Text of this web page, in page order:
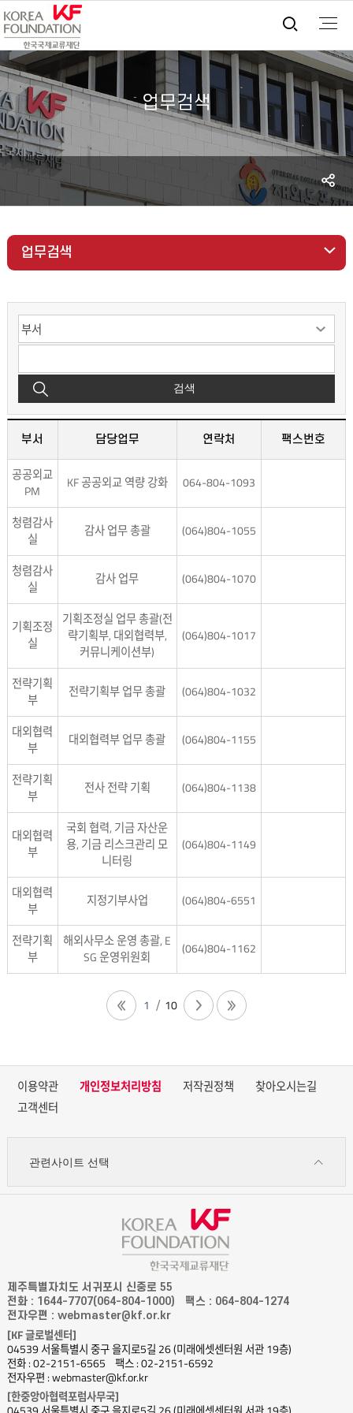
통합
업무검색
업무검색
검색
부서 담당업무 연락처 팩스번호
공공외교
PM
KF 공공외교 역량 강화 064-804-1093
청렴감사
실
감사 업무 총괄 (064)804-1055
청렴감사
실
감사 업무 (064)804-1070
기획조정
실
기획조정실 업무 총괄(전
략기획부, 대외협력부,
커뮤니케이션부)
(064)804-1017
전략기획
부
전략기획부 업무 총괄 (064)804-1032
대외협력
부
대외협력부 업무 총괄 (064)804-1155
전략기획
부
전사 전략 기획 (064)804-1138
대외협력
부
국회 협력, 기금 자산운
용, 기금 리스크관리 모
니터링
(064)804-1149
대외협력
부
지정기부사업 (064)804-6551
전략기획
부
해외사무소 운영 총괄, E
SG 운영위원회
(064)804-1162
1 10
이용약관 개인정보처리방침 저작권정책
찾아오시는길
고객센터
관련사이트 선택
제주특별자치도 서귀포시 신중로 55
전화 : 1644-7707(064-804-1000)
팩스 : 064-804-1274
전자우편 : webmaster@kf.or.kr
[KF 글로벌센터]
04539 서울특별시 중구 을지로5길 26 (미래에셋센터원 서관 19층)
전화 : 02-2151-6565
팩스 : 02-2151-6592
전자우편 : webmaster@kf.or.kr
[한중앙아협력포럼사무국]